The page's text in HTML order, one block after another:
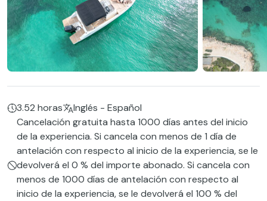
3.52 horas
Inglés - Español
Cancelación gratuita hasta 1000 días antes del inicio
de la experiencia. Si cancela con menos de 1 día de
antelación con respecto al inicio de la experiencia, se le
devolverá el 0 % del importe abonado. Si cancela con
menos de 1000 días de antelación con respecto al
inicio de la experiencia, se le devolverá el 100 % del